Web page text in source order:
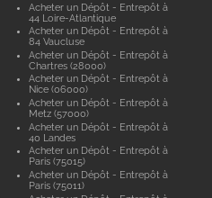
Acheter un Dépôt - Entrepôt à
44 Loire-Atlantique
Acheter un Dépôt - Entrepôt à
84 Vaucluse
Acheter un Dépôt - Entrepôt à
Chartres (28000)
Acheter un Dépôt - Entrepôt à
Nice (06000)
Acheter un Dépôt - Entrepôt à
Metz (57000)
Acheter un Dépôt - Entrepôt à
40 Landes
Acheter un Dépôt - Entrepôt à
Paris (75015)
Acheter un Dépôt - Entrepôt à
Paris (75011)